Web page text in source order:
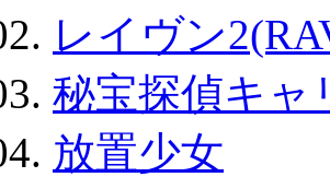
レイヴン
秘宝探偵キャ
放置少女